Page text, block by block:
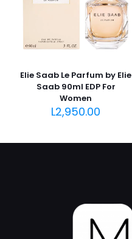
Elie Saab Le Parfum by Elie
Saab 90ml EDP For
Women
L2,950.00